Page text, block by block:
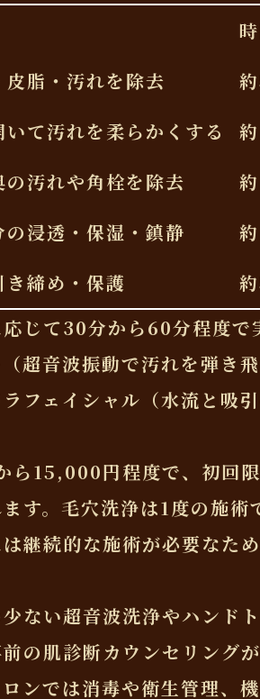
皮脂・汚れを除去
いて汚れを柔らかくする
の汚れや角栓を除去
の浸透・保湿・鎮静
き締め・保護
じて30分から60分程度で
超音波振動で汚れを弾き
フェイシャル（水流と吸
15,000円程度で、初回
す。毛穴洗浄は1度の施術
継続的な施術が必要なた
ない超音波洗浄やハンド
の肌診断カウンセリングが
ンでは消毒や衛生管理、